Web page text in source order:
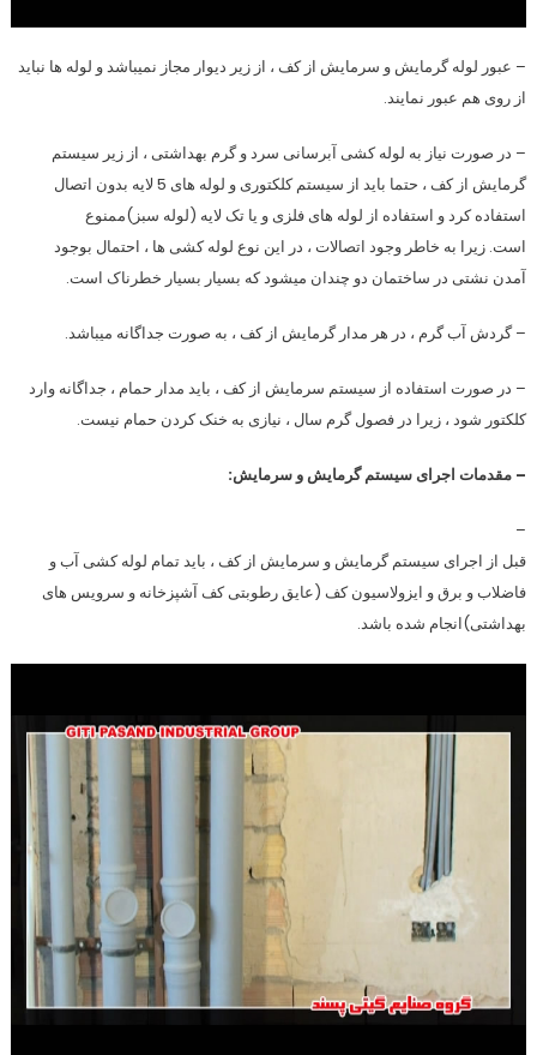
– عبور لوله گرمایش و سرمایش از کف ، از زیر دیوار مجاز نمیباشد و لوله ها نباید
از روی هم عبور نمایند.
– در صورت نیاز به لوله کشی آبرسانی سرد و گرم بهداشتی ، از زیر سیستم
گرمایش از کف ، حتما باید از سیستم کلکتوری و لوله های 5 لایه
بدون اتصال
استفاده کرد و استفاده از لوله های فلزی و یا تک لایه (لوله سبز)ممنوع
است. زیرا به خاطر وجود اتصالات ، در این نوع لوله کشی ها ، احتمال بوجود
آمدن نشتی در ساختمان دو چندان میشود که بسیار بسیار خطرناک است.
– گردش آب گرم ، در هر مدار گرمایش از کف ، به صورت جداگانه میباشد.
– در صورت استفاده از سیستم سرمایش از کف ، باید مدار حمام ، جداگانه وارد
کلکتور شود ، زیرا در فصول گرم سال ، نیازی به خنک کردن حمام نیست.
– مقدمات اجرای سیستم گرمایش و سرمایش:
–
قبل از اجرای سیستم گرمایش و سرمایش از کف ، باید تمام لوله کشی آب و
فاضلاب و برق و ایزولاسیون کف (عایق رطوبتی کف آشپزخانه و سرویس های
بهداشتی)انجام شده باشد.